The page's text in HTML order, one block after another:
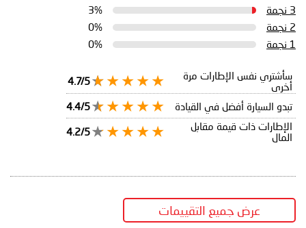
3 نجمة
3%
2 نجمة
0%
1 نجمة
0%
سأشتري نفس الإطارات مرة
أخرى
4.7/5
تبدو السيارة أفضل في القيادة
4.4/5
الإطارات ذات قيمة مقابل
المال
4.2/5
عرض جميع التقييمات